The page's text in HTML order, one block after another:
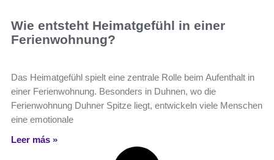
Wie entsteht Heimatgefühl in einer
Ferienwohnung?
Das Heimatgefühl spielt eine zentrale Rolle beim Aufenthalt in
einer Ferienwohnung. Besonders in Duhnen, wo die
Ferienwohnung Duhner Spitze liegt, entwickeln viele Menschen
eine emotionale
Leer más »